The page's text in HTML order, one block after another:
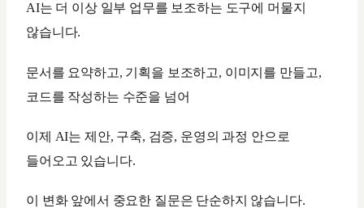
AI는 더 이상 일부 업무를 보조하는 도구에 머물지
않습니다.
문서를 요약하고, 기획을 보조하고, 이미지를 만들고,
코드를 작성하는 수준을 넘어
이제 AI는 제안, 구축, 검증, 운영의 과정 안으로
들어오고 있습니다.
이 변화 앞에서 중요한 질문은 단순하지 않습니다.